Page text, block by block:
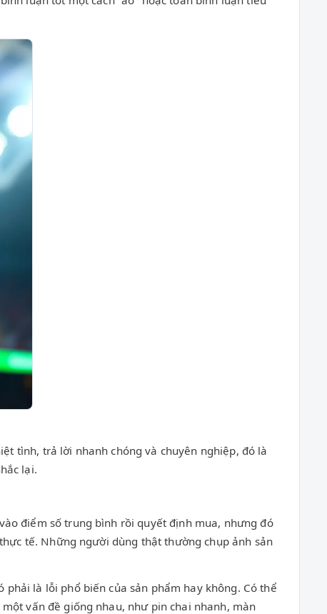
tình, trả lời nhanh chóng và chuyên nghiệp, đó là
lại.
điểm số trung bình rồi quyết định mua, nhưng đó
tế. Những người dùng thật thường chụp ảnh sản
là lỗi phổ biến của sản phẩm hay không. Có thể
vấn đề giống nhau, như pin chai nhanh, màn